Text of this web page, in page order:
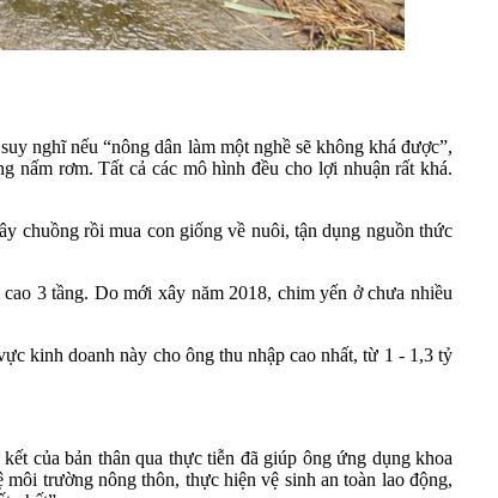
nghĩ nếu “nông dân làm một nghề sẽ không khá được”,
nấm rơm. Tất cả các mô hình đều cho lợi nhuận rất khá.
chuồng rồi mua con giống về nuôi, tận dụng nguồn thức
3 tầng. Do mới xây năm 2018, chim yến ở chưa nhiều
kinh doanh này cho ông thu nhập cao nhất, từ 1 - 1,3 tỷ
của bản thân qua thực tiễn đã giúp ông ứng dụng khoa
trường nông thôn, thực hiện vệ sinh an toàn lao động,